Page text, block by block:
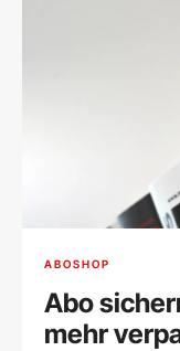
ABOSHOP
Abo
mehr